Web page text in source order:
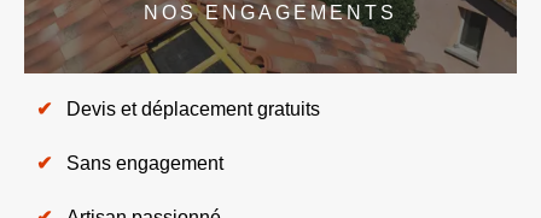
NOS ENGAGEMENTS
Devis et déplacement gratuits
Sans engagement